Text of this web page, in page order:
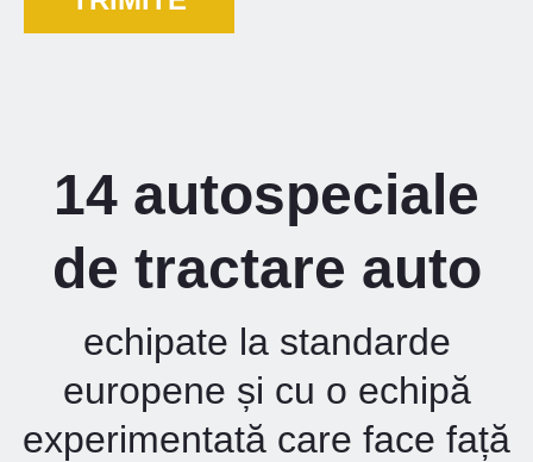
14 autospeciale
de tractare auto
echipate la standarde
europene și cu o echipă
experimentată care face față